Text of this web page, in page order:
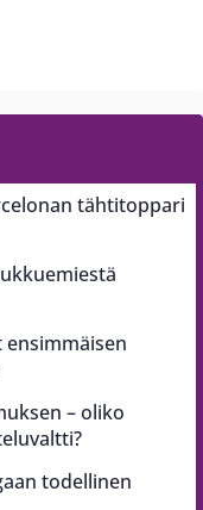
tähtitoppari
ensimmäisen
– oliko
todellinen